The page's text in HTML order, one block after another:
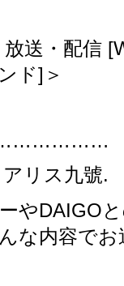
放送・配信
ド]＞
リス九號.
やDAIGO
な内容で